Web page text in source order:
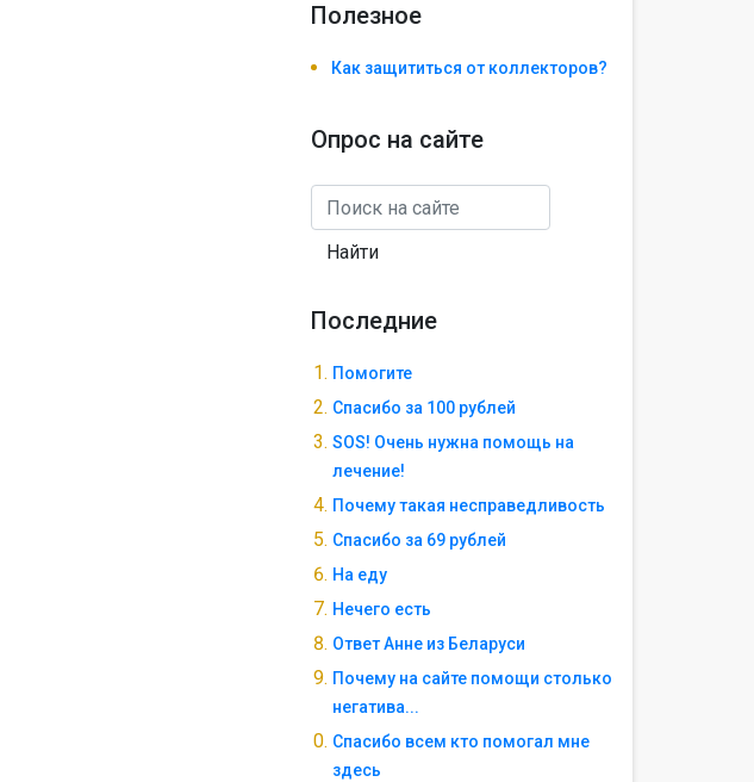
Полезноe
Как защититься от коллекторов?
Опрос на сайте
Найти
Последние
Помогите
Спасибо за 100 рублей
SOS! Очень нужна помощь на
лечение!
Почему такая несправедливость
Спасибо за 69 рублей
На еду
Нечего есть
Ответ Анне из Беларуси
Почему на сайте помощи столько
негатива...
Спасибо всем кто помогал мне
здесь